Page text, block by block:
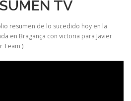
TV
resumen de lo sucedido hoy en la
en Bragança con victoria para Javier
Team )